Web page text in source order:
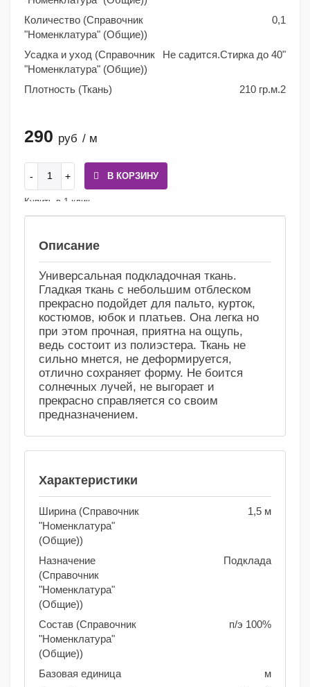
Количество (Справочник
"Номенклатура" (Общие))
0,1
Усадка и уход (Справочник
"Номенклатура" (Общие))
Не садится.Стирка до 40"
Плотность (Ткань) 210 гр.м.2
290 руб / м
В КОРЗИНУ
Купить в 1 клик
Описание
Универсальная подкладочная ткань.
Гладкая ткань с небольшим отблеском
прекрасно подойдет для пальто, курток,
костюмов, юбок и платьев. Она легка но
при этом прочная, приятна на ощупь,
ведь состоит из полиэстера. Ткань не
сильно мнется, не деформируется,
отлично сохраняет форму. Не боится
солнечных лучей, не выгорает и
прекрасно справляется со своим
предназначением.
Характеристики
Ширина (Справочник
"Номенклатура"
(Общие))
1,5 м
Назначение
(Справочник
"Номенклатура"
(Общие))
Подклада
Состав (Справочник
"Номенклатура"
(Общие))
п/э 100%
Базовая единица
м